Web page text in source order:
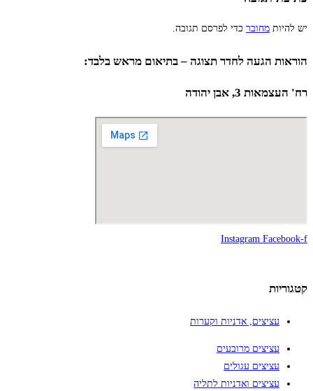
יש להיות מחובר כדי לפרסם תגובה.
הוראות הגעה לחדר תצוגה – בתיאום מראש בלבד:
רח' העצמאות 3, אבן יהודה
Instagram Facebook-f
קטגוריות
עציצים, אדניות וקערות
עציצים מרובעים
עציצים עגולים
עציצים ואדניות לתליה